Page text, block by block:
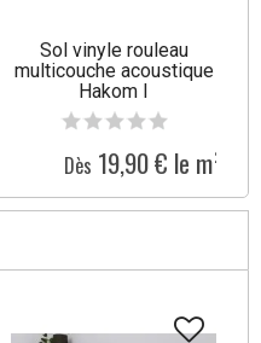
Sol vinyle rouleau
multicouche acoustique
Hakom I
Dès 19,90 € le m²